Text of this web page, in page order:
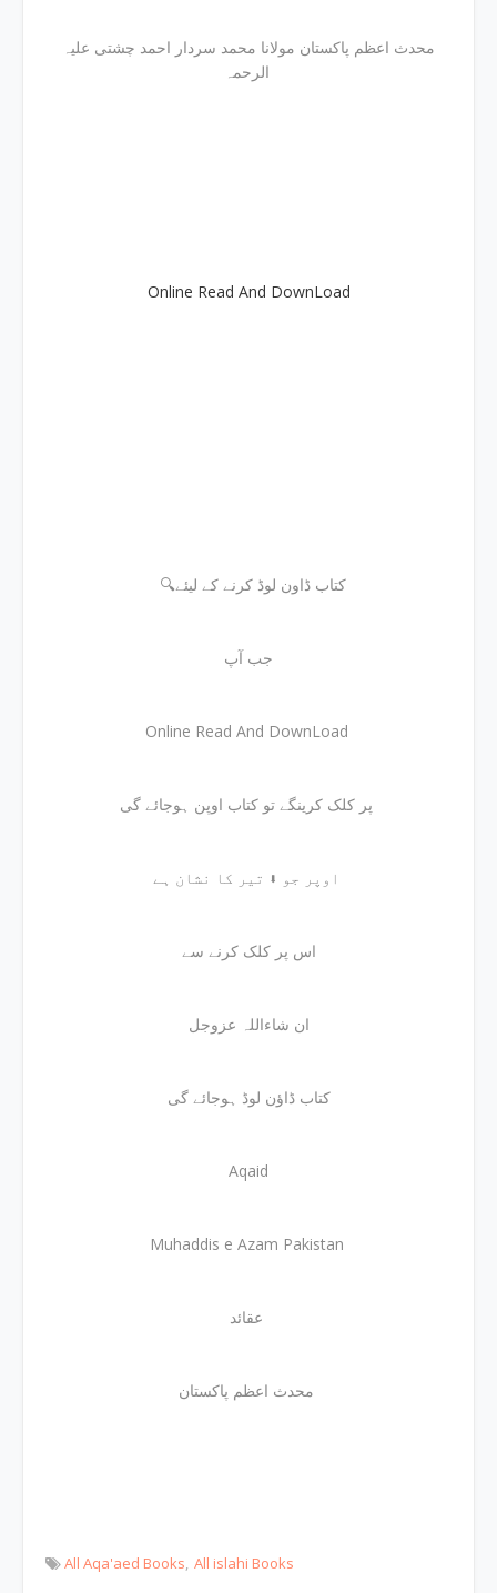
محدث اعظم پاکستان مولانا محمد سردار احمد چشتی علیہ
Online Read And DownLoad
🔍کتاب ڈاون لوڈ کرنے کے لیئے
جب آپ
Online Read And DownLoad
اس پر کلک کرنے سے
ان شاءاللہ عزوجل
کتاب ڈاؤن لوڈ ہوجائے گی
Aqaid
Muhaddis e Azam Pakistan
All Aqa'aed Books All islahi Books